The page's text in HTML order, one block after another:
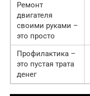
Ремонт
двигателя
своими руками –
это просто
Профилактика –
это пустая трата
денег